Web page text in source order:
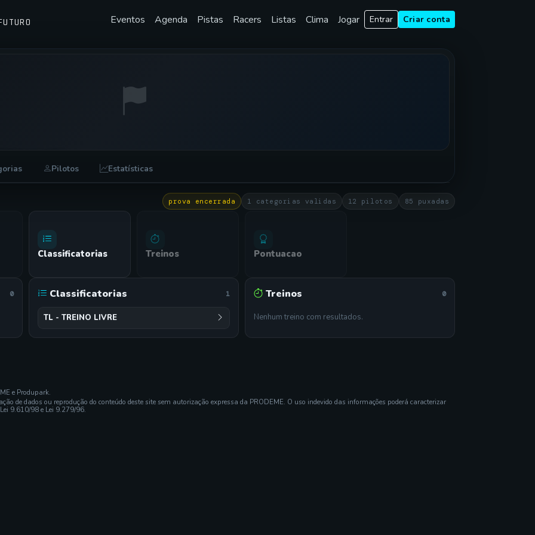
Eventos Agenda Pistas Racers Listas Clima Jogar Entrar Criar conta
13/05Pilotos Estatísticas
prova encerrada 1 categorias validas 12 pilotos 85 puxadas
Classificatorias Treinos Pontuacao
0 Classificatorias 1
TL - TREINO LIVRE
Treinos 0
Nenhum treino com resultados.
e Produpark.
de dados ou reprodução do conteúdo deste site sem autorização expressa da PRODEME. O uso indevido das informações poderá caracterizar
9.610/98 e Lei 9.279/96.